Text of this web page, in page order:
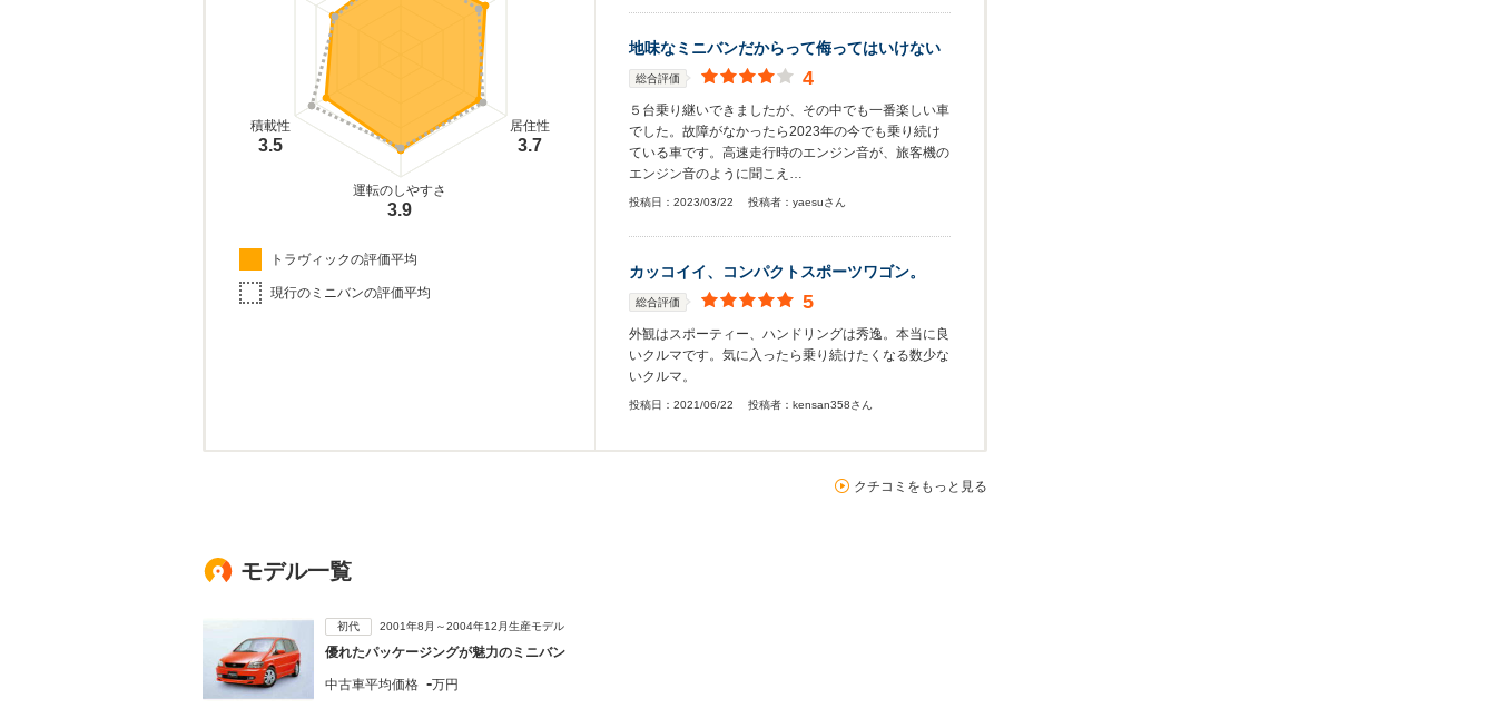
居住性
3.7
運転のしやすさ
3.9
積載性
3.5
トラヴィックの評価平均
現行のミニバンの評価平均
地味なミニバンだからって侮ってはいけない
総合評価 4
５台乗り継いできましたが、その中でも一番楽しい車
でした。故障がなかったら2023年の今でも乗り続け
ている車です。高速走行時のエンジン音が、旅客機の
エンジン音のように聞こえ…
投稿日： 2023/03/22 投稿者： yaesuさん
カッコイイ、コンパクトスポーツワゴン。
総合評価 5
外観はスポーティー、ハンドリングは秀逸。本当に良
いクルマです。気に入ったら乗り続けたくなる数少な
いクルマ。
投稿日： 2021/06/22 投稿者： kensan358さん
クチコミをもっと見る
モデル一覧
初代 2001年8月～2004年12月生産モデル
優れたパッケージングが魅力のミニバン
中古車平均価格 -万円